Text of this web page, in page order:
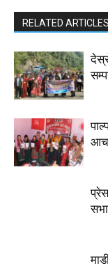
RELATED ARTICLES